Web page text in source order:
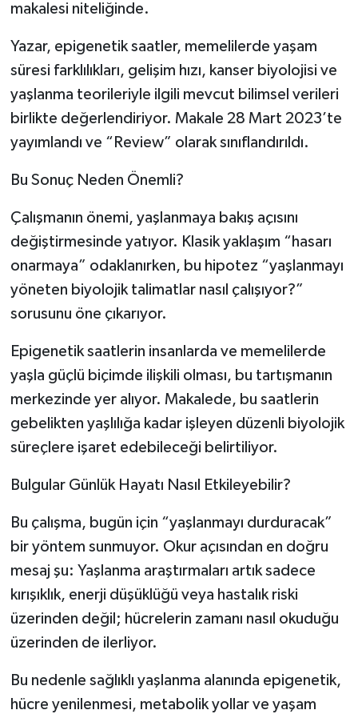
makalesi niteliğinde.
Yazar, epigenetik saatler, memelilerde yaşam
süresi farklılıkları, gelişim hızı, kanser biyolojisi ve
yaşlanma teorileriyle ilgili mevcut bilimsel verileri
birlikte değerlendiriyor. Makale 28 Mart 2023’te
yayımlandı ve “Review” olarak sınıflandırıldı.
Bu Sonuç Neden Önemli?
Çalışmanın önemi, yaşlanmaya bakış açısını
değiştirmesinde yatıyor. Klasik yaklaşım “hasarı
onarmaya” odaklanırken, bu hipotez “yaşlanmayı
yöneten biyolojik talimatlar nasıl çalışıyor?”
sorusunu öne çıkarıyor.
Epigenetik saatlerin insanlarda ve memelilerde
yaşla güçlü biçimde ilişkili olması, bu tartışmanın
merkezinde yer alıyor. Makalede, bu saatlerin
gebelikten yaşlılığa kadar işleyen düzenli biyolojik
süreçlere işaret edebileceği belirtiliyor.
Bulgular Günlük Hayatı Nasıl Etkileyebilir?
Bu çalışma, bugün için “yaşlanmayı durduracak”
bir yöntem sunmuyor. Okur açısından en doğru
mesaj şu: Yaşlanma araştırmaları artık sadece
kırışıklık, enerji düşüklüğü veya hastalık riski
üzerinden değil; hücrelerin zamanı nasıl okuduğu
üzerinden de ilerliyor.
Bu nedenle sağlıklı yaşlanma alanında epigenetik,
hücre yenilenmesi, metabolik yollar ve yaşam